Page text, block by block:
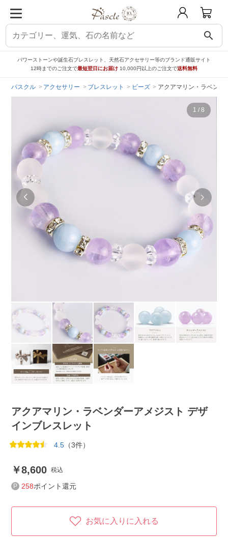
search
パワーストーンや誕生石ブレスレット、天然石アクセサリー等のブランド通販サイト
12時までのご注文で最短翌日にお届け 10,000円以上のご注文で送料無料
パスクル アクセサリー ブレスレット ビーズ アクアマリン・ラベンダ
1 / 8
アクアマリン・ラベンダーアメジスト デザ
インブレスレット
4.5 （3件）
8,600 税込
258ポイント還元
お気に入りに入れる